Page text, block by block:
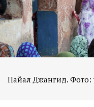
Пайал Джангид. Фото: